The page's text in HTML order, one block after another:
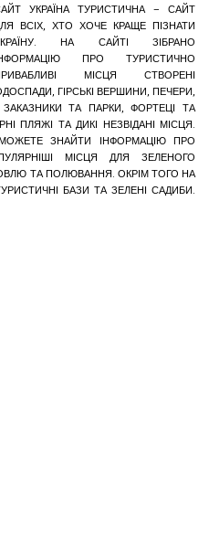
УКРАЇНА ТУРИСТИЧНА – САЙТ
ВСІХ, ХТО ХОЧЕ КРАЩЕ ПІЗНАТИ
НА САЙТІ ЗІБРАНО
ПРО ТУРИСТИЧНО
МІСЦЯ СТВОРЕНІ
ГІРСЬКІ ВЕРШИНИ, ПЕЧЕРИ,
ТА ПАРКИ, ФОРТЕЦІ ТА
ПЛЯЖІ ТА ДИКІ НЕЗВІДАНІ МІСЦЯ.
ЗНАЙТИ ІНФОРМАЦІЮ ПРО
МІСЦЯ ДЛЯ ЗЕЛЕНОГО
ТА ПОЛЮВАННЯ. ОКРІМ ТОГО НА
БАЗИ ТА ЗЕЛЕНІ САДИБИ.